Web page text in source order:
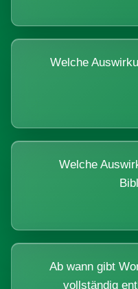
Welche
Welche
Ab wann gibt
vollständig